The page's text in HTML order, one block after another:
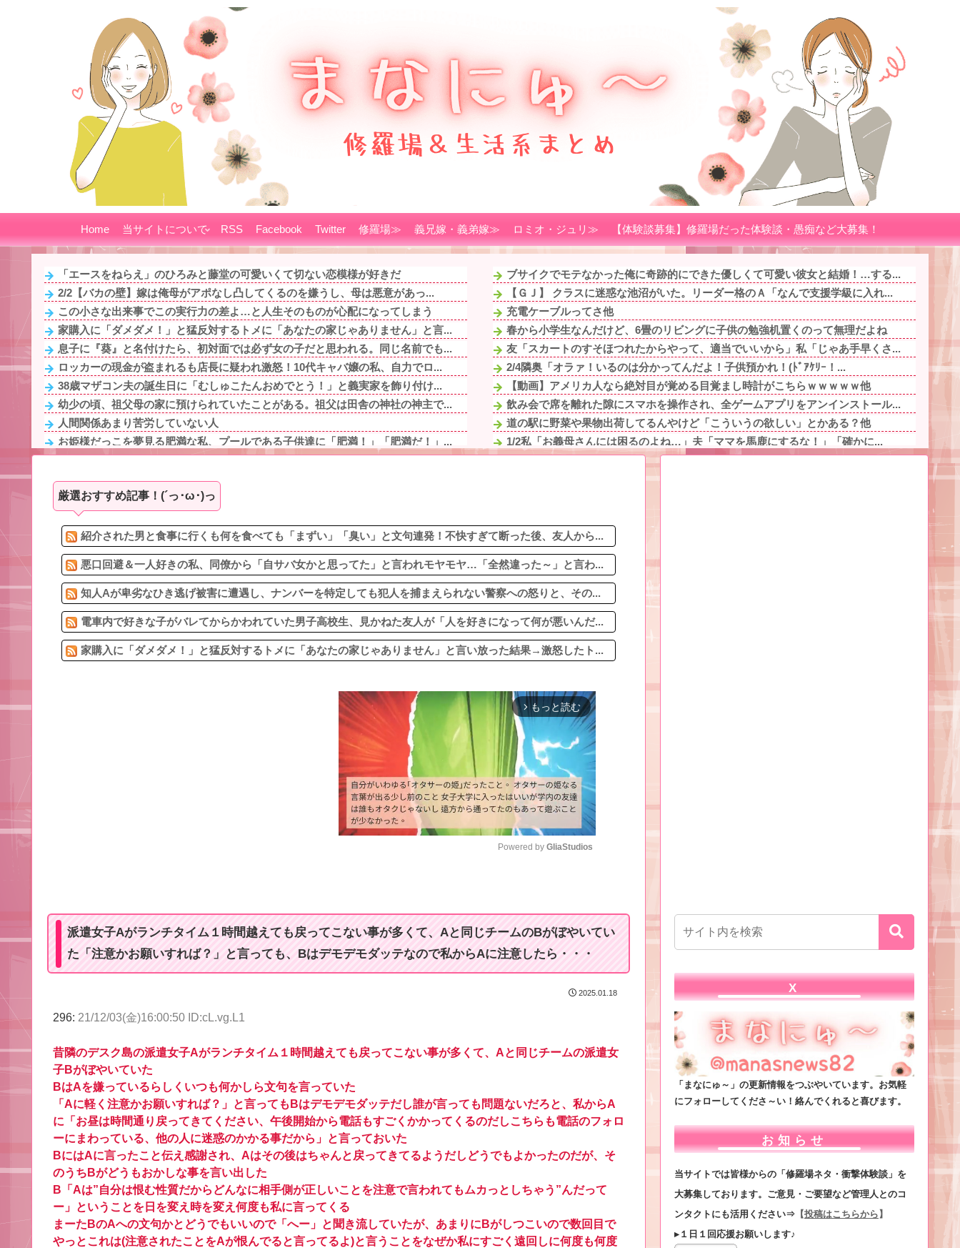
Home 当サイトについて RSS Facebook Twitter 修羅場≫ 義兄嫁・義弟嫁≫ ロミオ・ジュリ≫ 【体験談募集】修羅場だった体験談・愚痴など大募集！
「エースをねらえ」のひろみと藤堂の可愛いくて切ない恋模様が好きだ
2/2【バカの壁】嫁は俺母がアポなし凸してくるのを嫌うし、母は悪意があっ...
この小さな出来事でこの実行力の差よ…と人生そのものが心配になってしまう
家購入に「ダメダメ！」と猛反対するトメに「あなたの家じゃありません」と言...
息子に『葵』と名付けたら、初対面では必ず女の子だと思われる。同じ名前でも...
ロッカーの現金が盗まれるも店長に疑われ激怒！10代キャバ嬢の私、自力でロ...
38歳マザコン夫の誕生日に「むしゅこたんおめでとう！」と義実家を飾り付け...
幼少の頃、祖父母の家に預けられていたことがある。祖父は田舎の神社の神主で...
人間関係あまり苦労していない人
お姫様だっこを夢見る肥満な私、プールである子供達に「肥満！」「肥満だ！」...
結婚前提で同棲してた恋人にウワキされ、私が出て行く前、布団近くにまだ火の...
同級生でもあるママ友が常にマウントを取る。習い事の話をすると我家は数千円...
嫁をもう1回惚れさすにはどうしたらいい？
勝って欲しいスポーツの試合って私が見ると負けることがすごく多い気がしてる
ブサイクでモテなかった俺に奇跡的にできた優しくて可愛い彼女と結婚！…する...
【ＧＪ】 クラスに迷惑な池沼がいた。リーダー格のＡ「なんで支援学級に入れ...
充電ケーブルってさ他
春から小学生なんだけど、6畳のリビングに子供の勉強机置くのって無理だよね
友「スカートのすそほつれたからやって、適当でいいから」私「じゃあ手早くさ...
2/4隣奥「オラァ！いるのは分かってんだよ！子供預かれ！(ﾄﾞｱｹﾘｰ！...
【動画】アメリカ人なら絶対目が覚める目覚まし時計がこちらｗｗｗｗｗ他
飲み会で席を離れた隙にスマホを操作され、全ゲームアプリをアンインストール...
道の駅に野菜や果物出荷してるんやけど「こういうの欲しい」とかある？他
1/2私「お義母さんには困るのよね…」夫「ママを馬鹿にするな！」「確かに...
ゴジータが子作りしたら、悟空とベジータの子が産まれるってこと？他
【画像】アイドルのオフ会の光景、レベチw w w w w w w w w...
厳選おすすめ記事！(´っ･ω･)っ
紹介された男と食事に行くも何を食べても「まずい」「臭い」と文句連発！不快すぎて断った後、友人から...
悪口回避＆一人好きの私、同僚から「自サバ女かと思ってた」と言われモヤモヤ…「全然違った～」と言わ...
知人Aが卑劣なひき逃げ被害に遭遇し、ナンバーを特定しても犯人を捕まえられない警察への怒りと、その...
電車内で好きな子がバレてからかわれていた男子高校生、見かねた友人が「人を好きになって何が悪いんだ...
家購入に「ダメダメ！」と猛反対するトメに「あなたの家じゃありません」と言い放った結果→激怒したト...
arrow_forward_ios もっと読む
t
Powered by GliaStudios
派遣女子Aがランチタイム１時間越えても戻ってこない事が多くて、Aと同じチームのBがぼやいてい
た「注意かお願いすれば？」と言っても、Bはデモデモダッテなので私からAに注意したら・・・
2025.01.18
296: 21/12/03(金)16:00:50 ID:cL.vg.L1
昔隣のデスク島の派遣女子Aがランチタイム１時間越えても戻ってこない事が多くて、Aと同じチームの派遣女
子Bがぼやいていた
BはAを嫌っているらしくいつも何かしら文句を言っていた
「Aに軽く注意かお願いすれば？」と言ってもBはデモデモダッテだし誰が言っても問題ないだろと、私からA
に「お昼は時間通り戻ってきてください、午後開始から電話もすごくかかってくるのだしこちらも電話のフォロ
ーにまわっている、他の人に迷惑のかかる事だから」と言っておいた
BにはAに言ったこと伝え感謝され、Aはその後はちゃんと戻ってきてるようだしどうでもよかったのだが、そ
のうちBがどうもおかしな事を言い出した
B「Aは”自分は恨む性質だからどんなに相手側が正しいことを注意で言われてもムカっとしちゃう”んだって
ー」ということを日を変え時を変え何度も私に言ってくる
まーたBのAへの文句かとどうでもいいので「へー」と聞き流していたが、あまりにBがしつこいので数回目で
やっとこれは(注意されたことをAが恨んでると言ってるよ)と言うことをなぜか私にすごく遠回しに何度も何度
X
「まなにゅ～」の更新情報をつぶやいています。お気軽
にフォローしてくださ～い！絡んでくれると喜びます。
お知らせ
当サイトでは皆様からの「修羅場ネタ・衝撃体験談」を
大募集しております。ご意見・ご要望など管理人とのコ
ンタクトにも活用ください⇒ 【投稿はこちらから 】
▸１日１回応援お願いします♪